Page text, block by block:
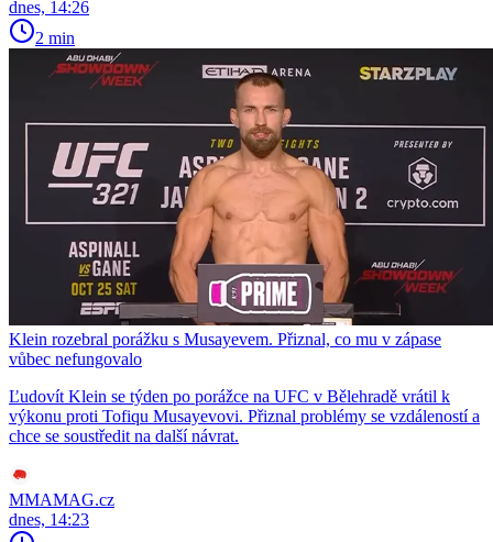
dnes, 14:26
2 min
Klein rozebral porážku s Musayevem. Přiznal, co mu v zápase
vůbec nefungovalo
Ľudovít Klein se týden po porážce na UFC v Bělehradě vrátil k
výkonu proti Tofiqu Musayevovi. Přiznal problémy se vzdáleností a
chce se soustředit na další návrat.
MMAMAG.cz
dnes, 14:23